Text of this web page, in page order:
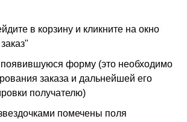
в корзину и кликните на окно
форму (это необходимо
заказа и дальнейшей его
получателю)
помечены поля